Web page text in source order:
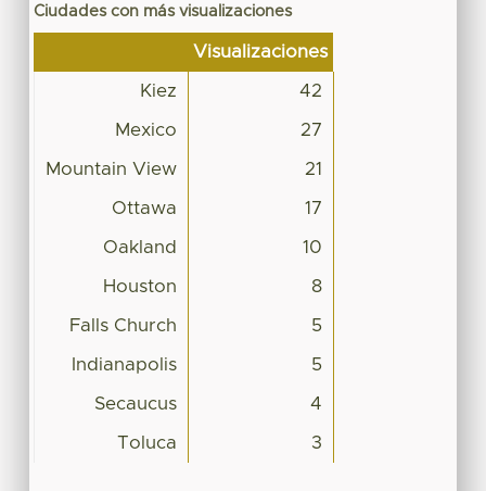
Ciudades con más visualizaciones
Visualizaciones
Kiez 42
Mexico 27
Mountain View 21
Ottawa 17
Oakland 10
Houston 8
Falls Church 5
Indianapolis 5
Secaucus 4
Toluca 3